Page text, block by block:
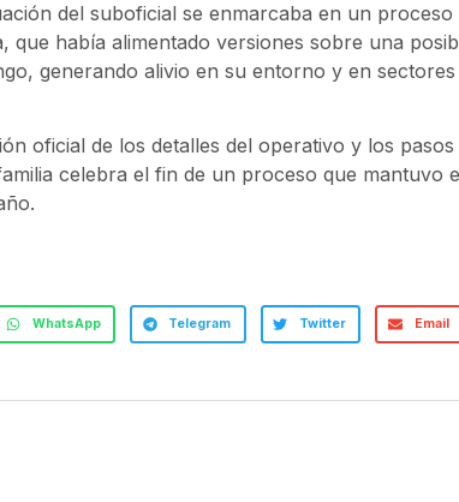
del suboficial se enmarcaba en un proceso
que había alimentado versiones sobre una
generando alivio en su entorno y en
oficial de los detalles del operativo y los
celebra el fin de un proceso que mantuvo
WhatsApp Telegram Twitter Email